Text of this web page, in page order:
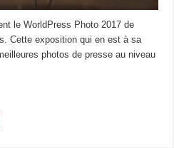
le WorldPress Photo 2017 de
Cette exposition qui en est à sa
photos de presse au niveau